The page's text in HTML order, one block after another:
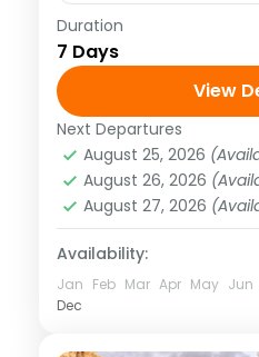
SALIDAS DIARIAS
de Las Casas, Cañón
de Corzo, Miradores
de Agua Azul,
Zona...
América,México
1 Person
Duration
7 Days
View
Next Departures
August 25, 2026
August 26, 2026
August 27, 2026
Availability:
Jan Feb Mar Apr May Jun
Dec